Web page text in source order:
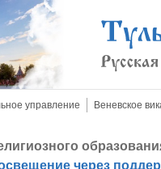
управление Веневское
через